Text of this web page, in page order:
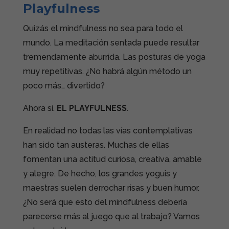
Playfulness
Quizás el mindfulness no sea para todo el
mundo. La meditación sentada puede resultar
tremendamente aburrida. Las posturas de yoga
muy repetitivas. ¿No habrá algún método un
poco más… divertido?
Ahora sí. EL PLAYFULNESS.
En realidad no todas las vías contemplativas
han sido tan austeras. Muchas de ellas
fomentan una actitud curiosa, creativa, amable
y alegre. De hecho, los grandes yoguis y
maestras suelen derrochar risas y buen humor.
¿No será que esto del mindfulness debería
parecerse más al juego que al trabajo? Vamos